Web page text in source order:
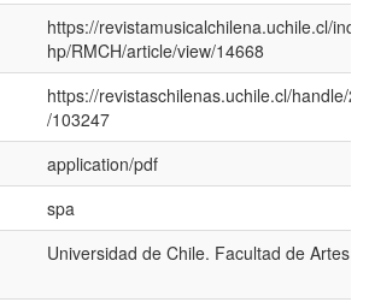
https://revistamusicalchilena.uchile.cl/
hp/RMCH/article/view/14668
https://revistaschilenas.uchile.cl/handle/
/103247
application/pdf
spa
Universidad de Chile. Facultad de Artes